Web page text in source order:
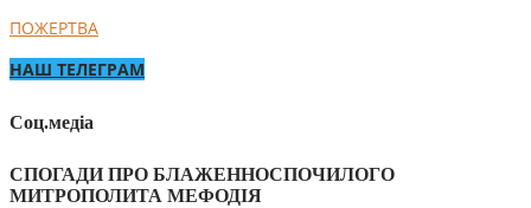
ПОЖЕРТВА
НАШ ТЕЛЕГРАМ
Соц.медіа
СПОГАДИ ПРО БЛАЖЕННОСПОЧИЛОГО
МИТРОПОЛИТА МЕФОДІЯ